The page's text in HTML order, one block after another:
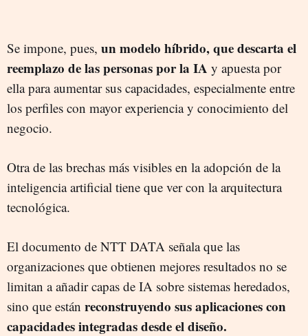
Se impone, pues, un modelo híbrido, que descarta el
reemplazo de las personas por la IA y apuesta por
ella para aumentar sus capacidades, especialmente entre
los perfiles con mayor experiencia y conocimiento del
negocio.
Otra de las brechas más visibles en la adopción de la
inteligencia artificial tiene que ver con la arquitectura
tecnológica.
El documento de NTT DATA señala que las
organizaciones que obtienen mejores resultados no se
limitan a añadir capas de IA sobre sistemas heredados,
sino que están reconstruyendo sus aplicaciones con
capacidades integradas desde el diseño.